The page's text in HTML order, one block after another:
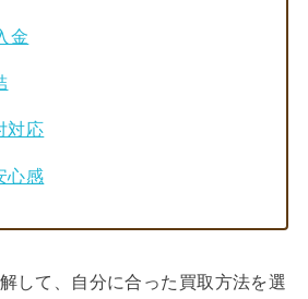
金
対応
心感
して、自分に合った買取方法を選